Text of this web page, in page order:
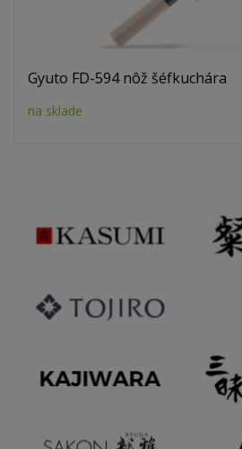
Gyuto FD-594 nôž šéfkuchára
na sklade